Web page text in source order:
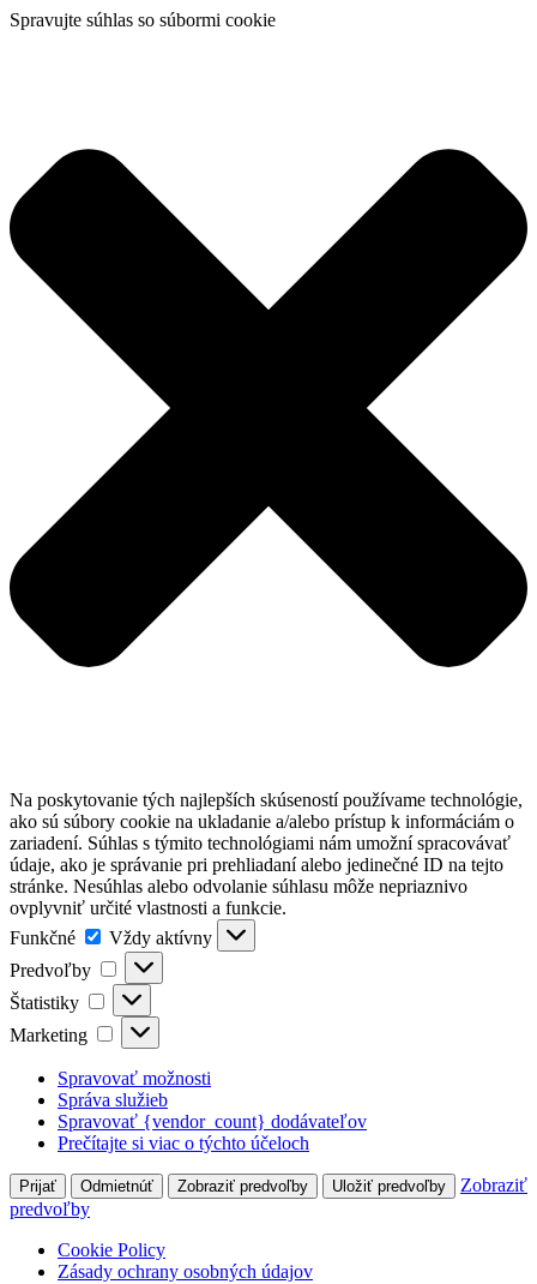
Spravujte súhlas so súbormi cookie
Na poskytovanie tých najlepších skúseností používame technológie,
ako sú súbory cookie na ukladanie a/alebo prístup k informáciám o
zariadení. Súhlas s týmito technológiami nám umožní spracovávať
údaje, ako je správanie pri prehliadaní alebo jedinečné ID na tejto
stránke. Nesúhlas alebo odvolanie súhlasu môže nepriaznivo
ovplyvniť určité vlastnosti a funkcie.
Funkčné
Funkčné
Vždy aktívny
Predvoľby
Predvoľby
Štatistiky Štatistiky
Marketing Marketing
Spravovať možnosti
Správa služieb
Spravovať {vendor_count} dodávateľov
Prečítajte si viac o týchto účeloch
Prijať Odmietnúť Zobraziť predvoľby Uložiť predvoľby
Zobraziť
predvoľby
Cookie Policy
Zásady ochrany osobných údajov